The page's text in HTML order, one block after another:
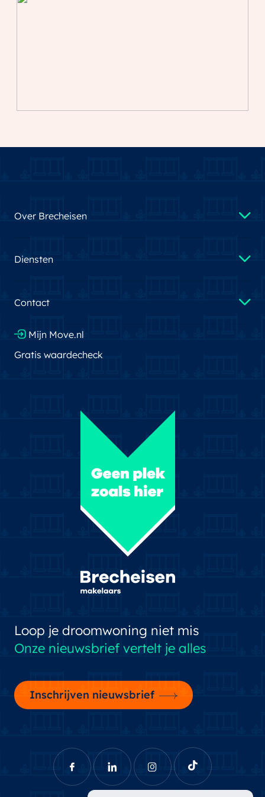
Loop je droomwoning niet mis
Onze nieuwsbrief vertelt je alles
Inschrijven nieuwsbrief
Over Brecheisen
Diensten
Contact
Mijn Move.nl
Gratis waardecheck